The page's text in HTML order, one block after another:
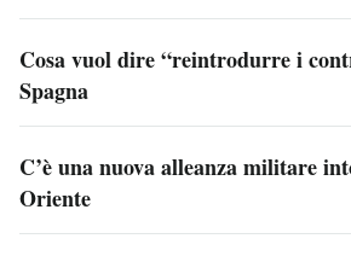
Cosa vuol dire “reintrodurre i
Spagna
C’è una nuova alleanza militare
Oriente